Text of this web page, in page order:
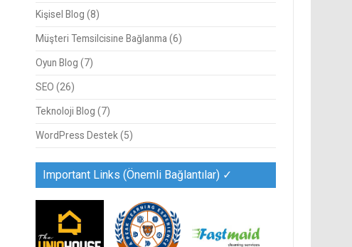
Kişisel Blog (8)
Müşteri Temsilcisine Bağlanma (6)
Oyun Blog (7)
SEO (26)
Teknoloji Blog (7)
WordPress Destek (5)
Important Links (Önemli Bağlantılar) ✓